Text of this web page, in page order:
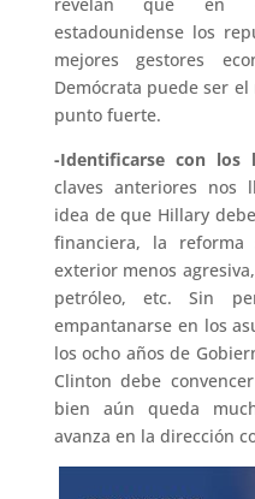
estadounidense los
mejores gestores
Demócrata puede ser
punto fuerte.
-Identificarse con los
claves anteriores nos
idea de que Hillary
financiera, la
exterior menos
petróleo, etc. Sin
empantanarse en los
los ocho años de
Clinton debe
bien aún queda
avanza en la dirección